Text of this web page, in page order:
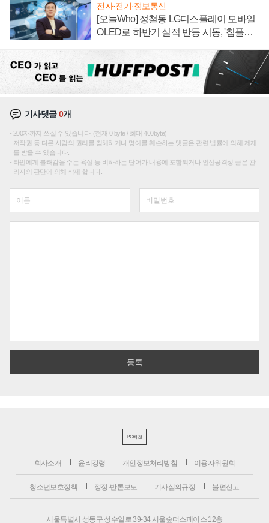
전자·전기·정보통신
[오늘Who] 정철동 LG디스플레이 모바일
OLED로 하반기 실적 반등 시동, '칩플레
기사댓글0개
200자까지 쓰실 수 있습니다. (현재 0 byte / 최대 400byte)
저작권 등 다른 사람의 권리를 침해하거나 명예를 훼손하는 댓글은 관련 법률에 의해 제재
를 받을 수 있습니다.
타인에게 불쾌감을 주는 욕설 등 비하하는 단어가 내용에 포함되거나 인신공격성 글은 관
리자의 판단에 의해 삭제 합니다.
PC버전
회사소개 윤리강령 개인정보처리방침 이용자위원회
청소년보호정책 정정·반론보도 기사심의규정 불편신고
서울특별시 성동구 성수일로 39-34 서울숲더스페이스 12층